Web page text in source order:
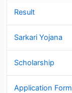
Result
Sarkari Yojana
Scholarship
Application Form